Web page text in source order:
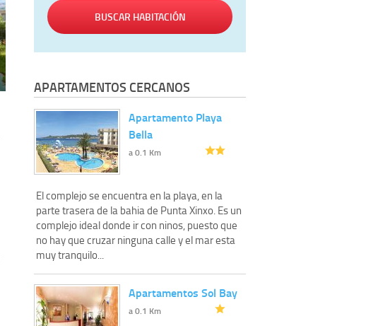
BUSCAR HABITACIÓN
APARTAMENTOS CERCANOS
Apartamento Playa
Bella
a 0.1 Km
El complejo se encuentra en la playa, en la
parte trasera de la bahia de Punta Xinxo. Es un
complejo ideal donde ir con ninos, puesto que
no hay que cruzar ninguna calle y el mar esta
muy tranquilo...
Apartamentos Sol Bay
a 0.1 Km